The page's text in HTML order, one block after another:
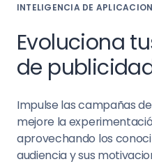
INTELIGENCIA DE
Evoluciona
de
Impulse las campañas
mejore la
aprovechando los
audiencia y sus